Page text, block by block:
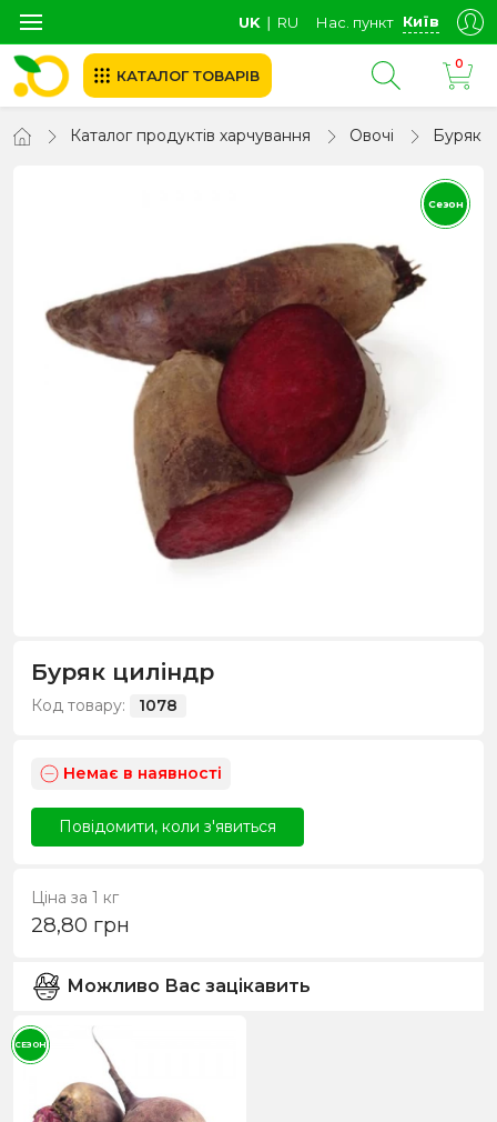
UK ∣ RU Нас. пункт Київ
КАТАЛОГ ТОВАРІВ
0
Каталог продуктів харчування Овочі Буряк
Сезон
Буряк циліндр
Код товару: 1078
Немає в наявності
Повідомити, коли з'явиться
Ціна за 1 кг
28,80 грн
Можливо Вас зацікавить
СЕЗОН